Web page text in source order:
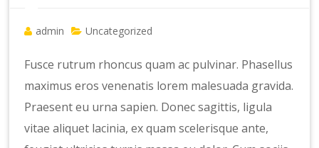
admin Uncategorized
Fusce rutrum rhoncus quam ac pulvinar. Phasellus
maximus eros venenatis lorem malesuada gravida.
Praesent eu urna sapien. Donec sagittis, ligula
vitae aliquet lacinia, ex quam scelerisque ante,